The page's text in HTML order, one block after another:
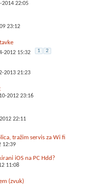
2014 22:05
23:12
2012 15:32 1 2
2013 21:23
2012 23:16
22:11
tražim servis za Wi fi
12:39
iOS na PC Hdd?
11:08
(zvuk)